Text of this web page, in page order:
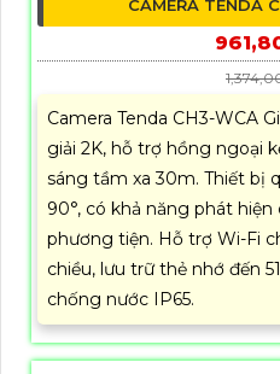
CAMERA TENDA
Camera Tenda CH3-WCA
giải 2K, hỗ trợ hồng ngoại
sáng tầm xa 30m. Thiết bị
90°, có khả năng phát
phương tiện. Hỗ trợ Wi-Fi
chiều, lưu trữ thẻ nhớ đến
chống nước IP65.